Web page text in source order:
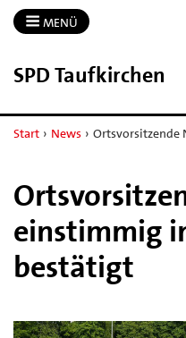
MENÜ
SPD Taufkirchen
Start › News › Ortsvorsitzende
einstimmig
bestätigt